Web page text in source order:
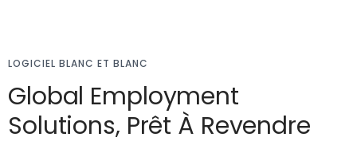
LOGICIEL BLANC ET BLANC
Global Employment
Solutions, Prêt À Revendre